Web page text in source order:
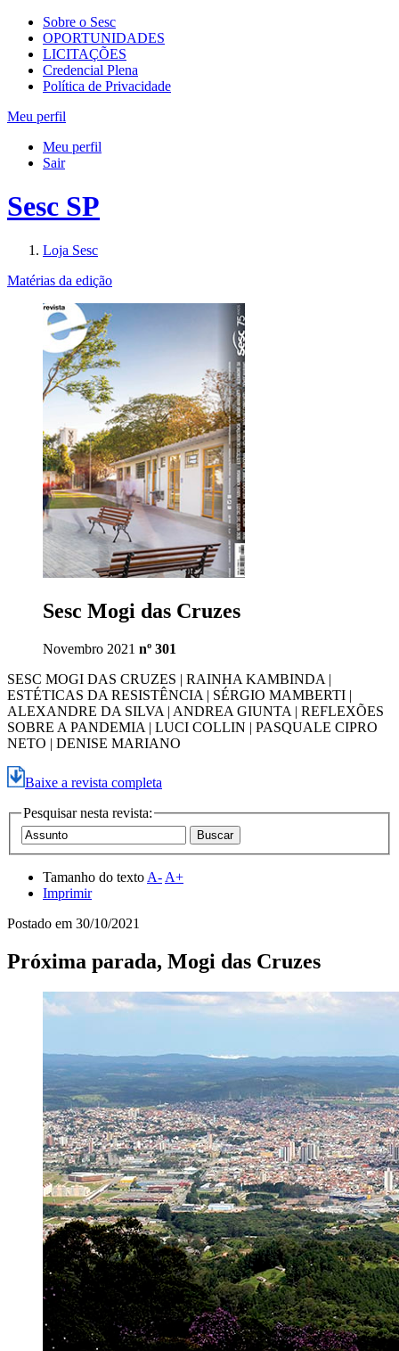
Sobre o Sesc
OPORTUNIDADES
LICITAÇÕES
Credencial Plena
Política de Privacidade
Meu perfil
Meu perfil
Sair
Sesc SP
Loja Sesc
Matérias da edição
Sesc Mogi das Cruzes
Novembro 2021 nº 301
SESC MOGI DAS CRUZES | RAINHA KAMBINDA |
ESTÉTICAS DA RESISTÊNCIA | SÉRGIO MAMBERTI |
ALEXANDRE DA SILVA | ANDREA GIUNTA | REFLEXÕES
SOBRE A PANDEMIA | LUCI COLLIN | PASQUALE CIPRO
NETO | DENISE MARIANO
Baixe a revista completa
Pesquisar nesta revista:
Tamanho do texto A- A+
Imprimir
Postado em 30/10/2021
Próxima parada, Mogi das Cruzes